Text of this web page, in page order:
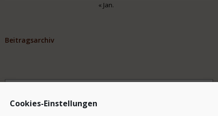
Cookies-Einstellungen
« Jan.
Beitragsarchiv
Archiv